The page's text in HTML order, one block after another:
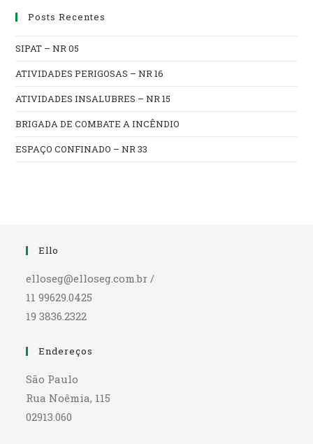
Posts Recentes
SIPAT – NR 05
ATIVIDADES PERIGOSAS – NR 16
ATIVIDADES INSALUBRES – NR 15
BRIGADA DE COMBATE A INCÊNDIO
ESPAÇO CONFINADO – NR 33
Ello
elloseg@elloseg.com.br /
11 99629.0425
19 3836.2322
Endereços
São Paulo
Rua Noêmia, 115
02913.060